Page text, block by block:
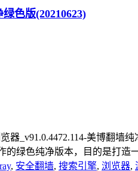
色版(20210623)
览器_v91.0.4472.114-美博翻
绿色纯净版本，目的是打
, 安全翻墙, 搜索引擎, 浏览器,